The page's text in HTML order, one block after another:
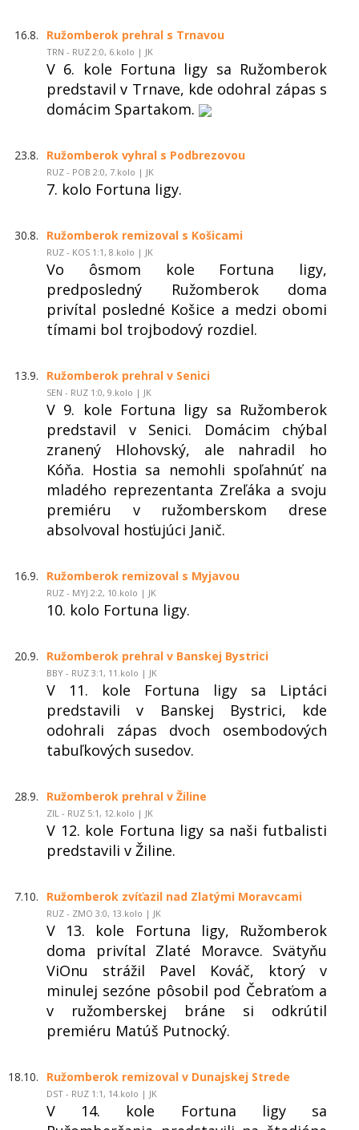
16.8. Ružomberok prehral s Trnavou
TRN - RUZ 2:0, 6.kolo | JK
V 6. kole Fortuna ligy sa Ružomberok
predstavil v Trnave, kde odohral zápas s
domácim Spartakom.
23.8. Ružomberok vyhral s Podbrezovou
RUZ - POB 2:0, 7.kolo | JK
7. kolo Fortuna ligy.
30.8. Ružomberok remizoval s Košicami
RUZ - KOS 1:1, 8.kolo | JK
Vo ôsmom kole Fortuna ligy,
predposledný Ružomberok doma
privítal posledné Košice a medzi obomi
tímami bol trojbodový rozdiel.
13.9. Ružomberok prehral v Senici
SEN - RUZ 1:0, 9.kolo | JK
V 9. kole Fortuna ligy sa Ružomberok
predstavil v Senici. Domácim chýbal
zranený Hlohovský, ale nahradil ho
Kóňa. Hostia sa nemohli spoľahnúť na
mladého reprezentanta Zreľáka a svoju
premiéru v ružomberskom drese
absolvoval hosťujúci Janič.
16.9. Ružomberok remizoval s Myjavou
RUZ - MYJ 2:2, 10.kolo | JK
10. kolo Fortuna ligy.
20.9. Ružomberok prehral v Banskej Bystrici
BBY - RUZ 3:1, 11.kolo | JK
V 11. kole Fortuna ligy sa Liptáci
predstavili v Banskej Bystrici, kde
odohrali zápas dvoch osembodových
tabuľkových susedov.
28.9. Ružomberok prehral v Žiline
ZIL - RUZ 5:1, 12.kolo | JK
V 12. kole Fortuna ligy sa naši futbalisti
predstavili v Žiline.
7.10. Ružomberok zvíťazil nad Zlatými Moravcami
RUZ - ZMO 3:0, 13.kolo | JK
V 13. kole Fortuna ligy, Ružomberok
doma privítal Zlaté Moravce. Svätyňu
ViOnu strážil Pavel Kováč, ktorý v
minulej sezóne pôsobil pod Čebraťom a
v ružomberskej bráne si odkrútil
premiéru Matúš Putnocký.
18.10. Ružomberok remizoval v Dunajskej Strede
DST - RUZ 1:1, 14.kolo | JK
V 14. kole Fortuna ligy sa